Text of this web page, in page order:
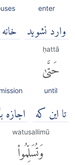
enter
وارد نشوید
ḥattā
حَتَّىٰ
until
تا اين كه اجازه
watusallimū
وَتُسَلِّمُوا۟